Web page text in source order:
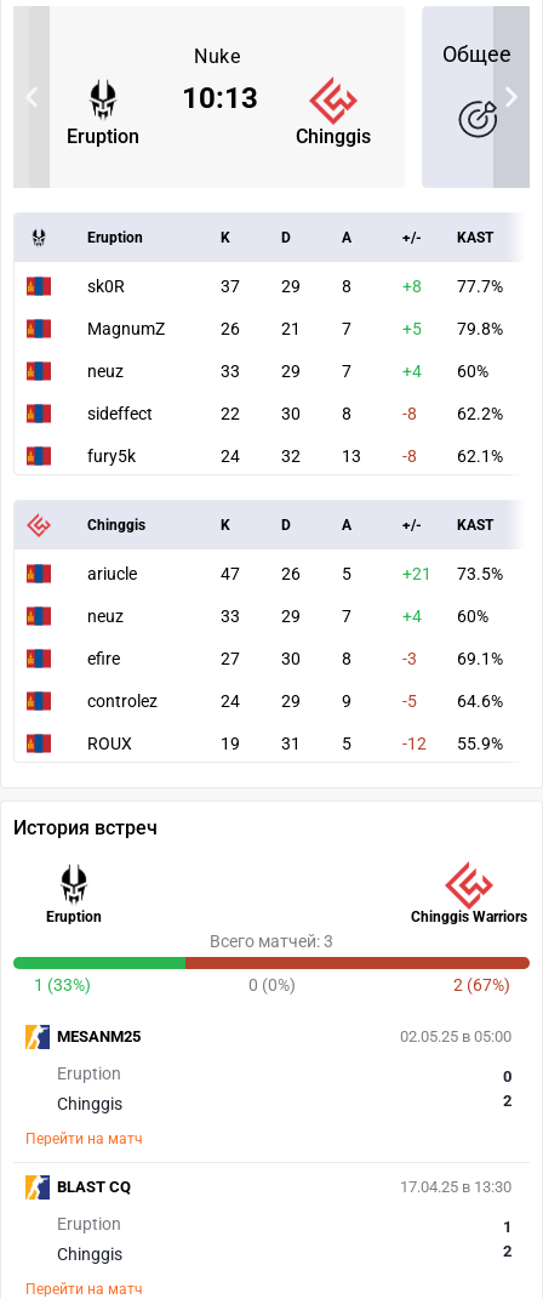
Nuke
Eruption Chinggis
10:13
Общее
Eruption K D A +/- KAST
sk0R 37 29 8 +8 77.7%
MagnumZ 26 21 7 +5 79.8%
neuz 33 29 7 +4 60%
sideffect 22 30 8 -8 62.2%
fury5k 24 32 13 -8 62.1%
Chinggis K D A +/- KAST
ariucle 47 26 5 +21 73.5%
neuz 33 29 7 +4 60%
efire 27 30 8 -3 69.1%
controlez 24 29 9 -5 64.6%
ROUX 19 31 5 -12 55.9%
История встреч
Eruption Chinggis Warriors
Всего матчей: 3
1 (33%) 0 (0%) 2 (67%)
02.05.25 в 05:00
Eruption
Chinggis
0
2
Перейти на матч
MESANM25
17.04.25 в 13:30
Eruption
Chinggis
1
2
Перейти на матч
BLAST CQ